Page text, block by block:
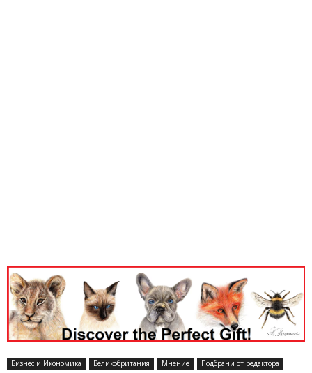
Бизнес и Икономика Великобритания Мнение Подбрани от редактора